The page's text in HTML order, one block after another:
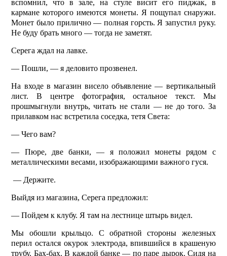
вспомнил, что в зале, на стуле висит его пиджак, в
кармане которого имеются монеты. Я пощупал снаружи.
Монет было прилично — полная горсть. Я запустил руку.
Не буду брать много — тогда не заметят.
Серега ждал на лавке.
— Пошли, — я деловито прозвенел.
На входе в магазин висело объявление — вертикальный
лист. В центре фотография, остальное текст. Мы
прошмыгнули внутрь, читать не стали — не до того. За
прилавком нас встретила соседка, тетя Света:
— Чего вам?
— Пюре, две банки, — я положил монеты рядом с
металлическими весами, изображающими важного гуся.
— Держите.
Выйдя из магазина, Серега предложил:
— Пойдем к клубу. Я там на лестнице штырь видел.
Мы обошли крыльцо. С обратной стороны железных
перил остался окурок электрода, впившийся в крашеную
трубу. Бах-бах. В каждой банке — по паре дырок. Сидя на